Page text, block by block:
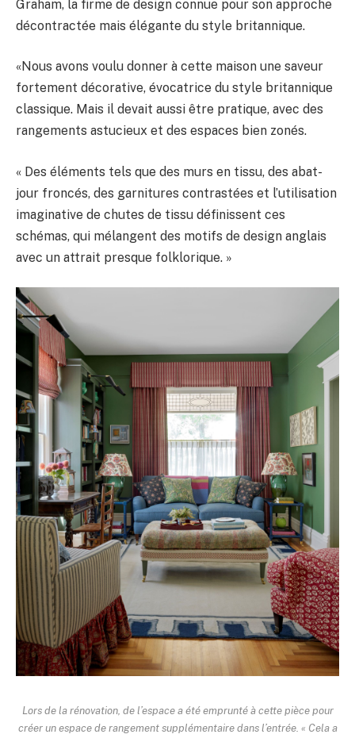
Graham, la firme de design connue pour son approche
décontractée mais élégante du style britannique.
«Nous avons voulu donner à cette maison une saveur
fortement décorative, évocatrice du style britannique
classique. Mais il devait aussi être pratique, avec des
rangements astucieux et des espaces bien zonés.
« Des éléments tels que des murs en tissu, des abat-
jour froncés, des garnitures contrastées et l’utilisation
imaginative de chutes de tissu définissent ces
schémas, qui mélangent des motifs de design anglais
avec un attrait presque folklorique. »
Lors de la rénovation, de l’espace a été emprunté à cette pièce pour
créer un espace de rangement supplémentaire dans l’entrée. « Cela a